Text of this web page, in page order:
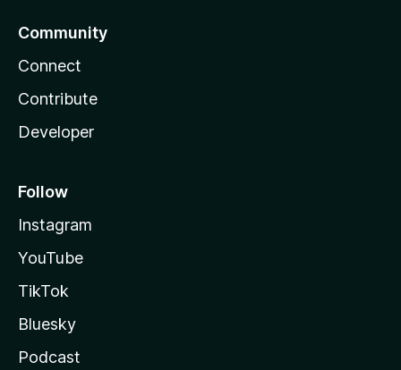
Community
Connect
Contribute
Developer
Follow
Instagram
YouTube
TikTok
Bluesky
Podcast